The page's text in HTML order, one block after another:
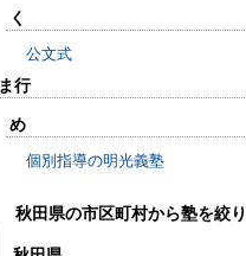
く
公文式
ま行
め
個別指導の明光義塾
秋田県の市区町村から塾を絞